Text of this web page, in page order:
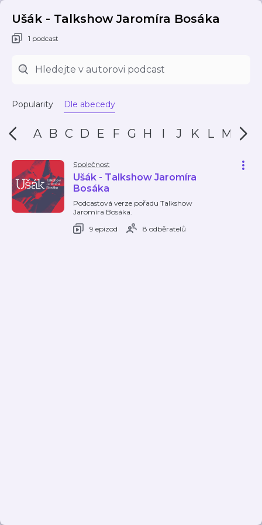
Ušák - Talkshow Jaromíra Bosáka
1 podcast
Popularity Dle abecedy
A B C D E F G H I J K L M N
Společnost
Ušák - Talkshow Jaromíra
Bosáka
Podcastová verze pořadu Talkshow
Jaromíra Bosáka.
9 epizod
8 odběratelů